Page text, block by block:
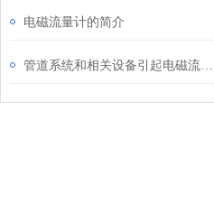
电磁流量计的简介